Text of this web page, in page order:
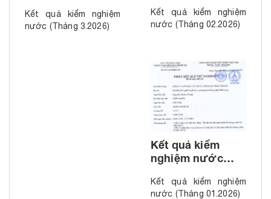
Kết quả kiểm nghiệm
nước (Tháng 3.2026)
Kết quả kiểm nghiệm
nước (Tháng 02.2026)
Kết quả kiểm
nghiệm nước
Kết quả kiểm nghiệm
nước (Tháng 01.2026)